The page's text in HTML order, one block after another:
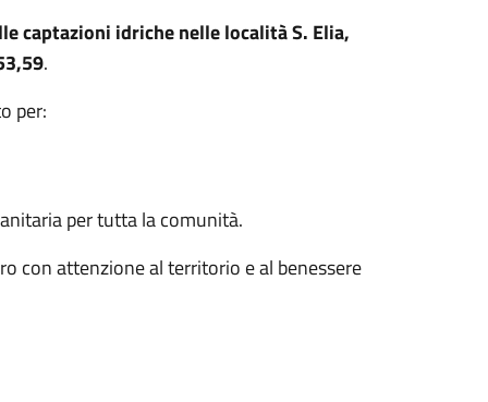
captazioni idriche nelle località S. Elia,
.
per:
per tutta la comunità.
con attenzione al territorio e al benessere